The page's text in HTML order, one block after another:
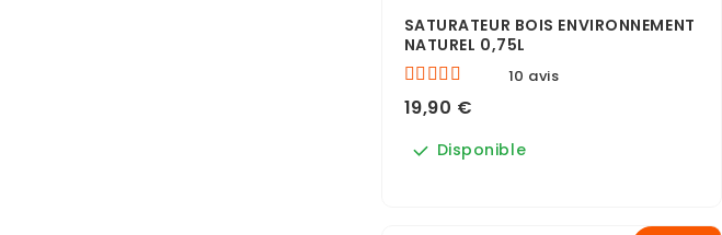
SATURATEUR BOIS ENVIRONNEMENT
NATUREL 0,75L
10 avis
19,90 €
Disponible